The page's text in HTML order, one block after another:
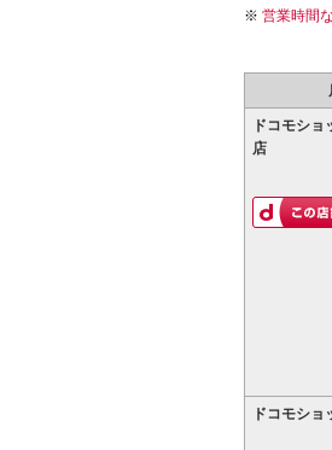
営業時間
ドコモシ
店
ドコモショ